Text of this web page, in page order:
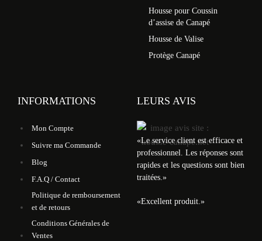
Housse pour Coussin
d’assise de Canapé
Housse de Valise
Protège Canapé
INFORMATIONS
Mon Compte
Suivre ma Commande
Blog
F.A.Q / Contact
Politique de remboursement
et de retours
Conditions Générales de
Ventes
LEURS AVIS
«Le service client est efficace et
professionnel. Les réponses sont
rapides et les questions sont bien
traitées.»
«Excellent produit.»